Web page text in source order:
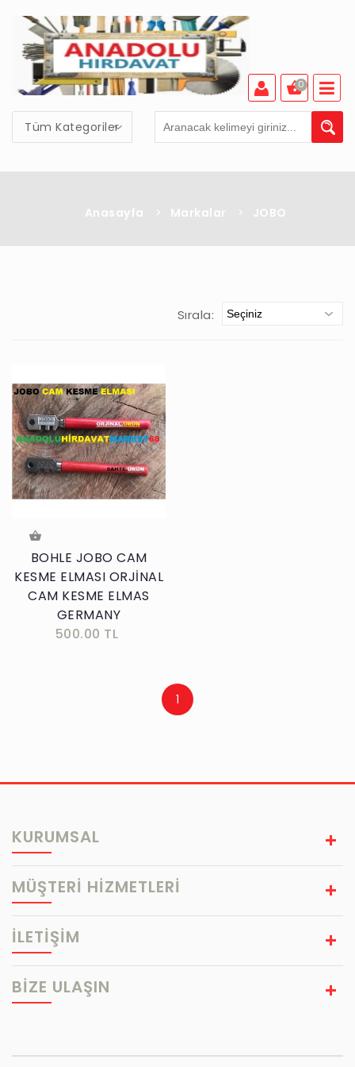
Tüm Kategoriler
0
Anasayfa > Markalar > JOBO
Sırala:
BOHLE JOBO CAM
KESME ELMASI ORJİNAL
CAM KESME ELMAS
GERMANY
500.00 TL
1
KURUMSAL
MÜŞTERİ HİZMETLERİ
İLETİŞİM
BIZE ULAŞIN